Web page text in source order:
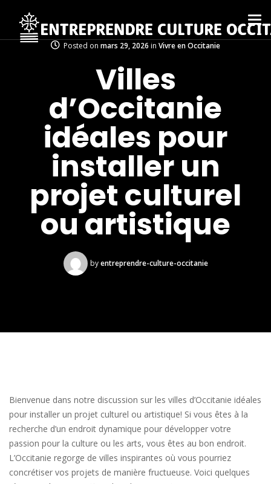
Posted on mars 29, 2026 in Vivre en Occitanie
Villes
d’Occitanie
idéales pour
installer un
projet culturel
ou artistique
by entreprendre-culture-occitanie
Bienvenue dans notre discussion sur les villes d’Occitanie idéales
pour installer un projet culturel ou artistique! Si vous êtes à la
recherche d’un endroit dynamique pour développer votre
passion pour la culture ou les arts, vous êtes au bon endroit.
L’Occitanie regorge de villes inspirantes où vous pourriez
concrétiser vos projets de manière fructueuse. Voici quelques